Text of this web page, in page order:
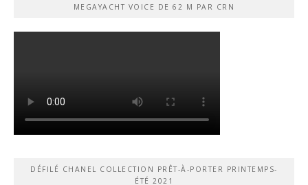
MEGAYACHT VOICE DE 62 M PAR CRN
DÉFILÉ CHANEL COLLECTION PRÊT-À-PORTER PRINTEMPS-
ÉTÉ 2021